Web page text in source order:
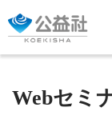
Webセミ